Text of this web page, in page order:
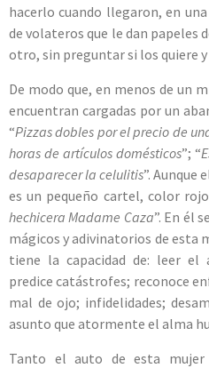
hacerlo cuando llegaron, en
de volateros que le dan papeles
otro, sin preguntar si los quiere
De modo que, en menos de un
encuentran cargadas por un
“Pizzas dobles por el precio de
horas de artículos domésticos”; “
desaparecer la celulitis”. Aunque
es un pequeño cartel, color
hechicera Madame Caza”. En él
mágicos y adivinatorios de esta
tiene la capacidad de: leer el
predice catástrofes; reconoce
mal de ojo; infidelidades;
asunto que atormente el alma
Tanto el auto de esta